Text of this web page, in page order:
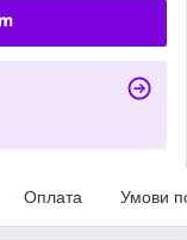
Оплата Умови